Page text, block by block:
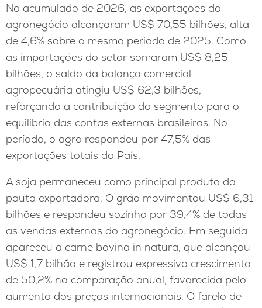
No acumulado de 2026, as exportações do
agronegócio alcançaram US$ 70,55 bilhões, alta
de 4,6% sobre o mesmo período de 2025. Como
as importações do setor somaram US$ 8,25
bilhões, o saldo da balança comercial
agropecuária atingiu US$ 62,3 bilhões,
reforçando a contribuição do segmento para o
equilíbrio das contas externas brasileiras. No
período, o agro respondeu por 47,5% das
exportações totais do País.
A soja permaneceu como principal produto da
pauta exportadora. O grão movimentou US$ 6,31
bilhões e respondeu sozinho por 39,4% de todas
as vendas externas do agronegócio. Em seguida
apareceu a carne bovina in natura, que alcançou
US$ 1,7 bilhão e registrou expressivo crescimento
de 50,2% na comparação anual, favorecida pelo
aumento dos preços internacionais. O farelo de